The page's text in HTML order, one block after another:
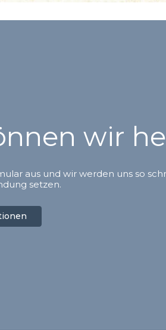
wir
aus und wir werden uns so
setzen.